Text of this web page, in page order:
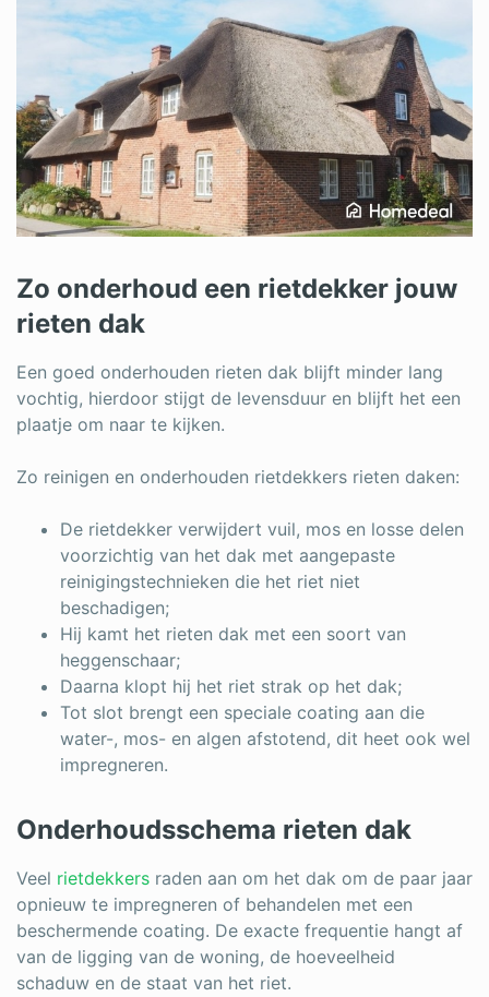
Zo onderhoud een rietdekker jouw
rieten dak
Een goed onderhouden rieten dak blijft minder lang
vochtig, hierdoor stijgt de levensduur en blijft het een
plaatje om naar te kijken.
Zo reinigen en onderhouden rietdekkers rieten daken:
De rietdekker verwijdert vuil, mos en losse delen
voorzichtig van het dak met aangepaste
reinigingstechnieken die het riet niet
beschadigen;
Hij kamt het rieten dak met een soort van
heggenschaar;
Daarna klopt hij het riet strak op het dak;
Tot slot brengt een speciale coating aan die
water-, mos- en algen afstotend, dit heet ook wel
impregneren.
Onderhoudsschema rieten dak
Veel rietdekkers raden aan om het dak om de paar jaar
opnieuw te impregneren of behandelen met een
beschermende coating. De exacte frequentie hangt af
van de ligging van de woning, de hoeveelheid
schaduw en de staat van het riet.